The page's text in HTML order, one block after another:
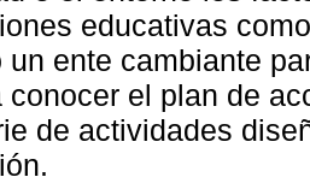
educativas
un ente cambiante
conocer el plan de
de actividades